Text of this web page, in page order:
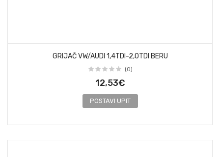
GRIJAČ VW/AUDI 1,4TDI-2,0TDI BERU
(0)
12,53€
POSTAVI UPIT